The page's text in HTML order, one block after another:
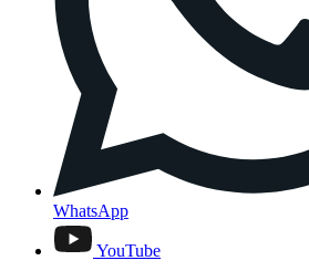
WhatsApp
YouTube